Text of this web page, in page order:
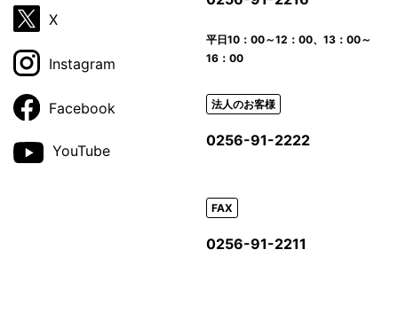
X
Instagram
Facebook
YouTube
平日10：00～12：00、13：00～
16：00
法人のお客様
0256-91-2222
FAX
0256-91-2211